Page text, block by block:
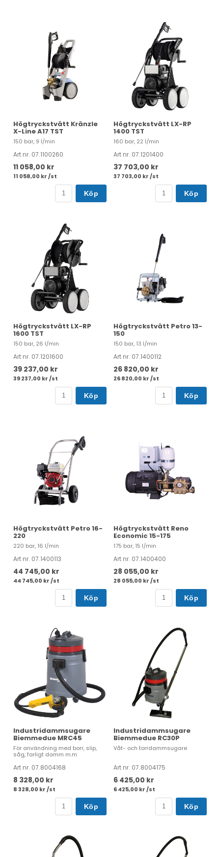
Högtryckstvätt Kränzle
X-Line A17 TST
150 bar, 9 l/min
Art nr. 07.1100260
11 058,00 kr
11 058,00 kr /st
Köp
Högtryckstvätt LX-RP
1400 TST
160 bar, 22 l/min
Art nr. 07.1201400
37 703,00 kr
37 703,00 kr /st
Köp
Högtryckstvätt LX-RP
1600 TST
150 bar, 26 l/min
Art nr. 07.1201600
39 237,00 kr
39 237,00 kr /st
Köp
Högtryckstvätt Petro 13-
150
150 bar, 13 l/min
Art nr. 07.1400112
26 820,00 kr
26 820,00 kr /st
Köp
Högtryckstvätt Petro 16-
220
220 bar, 16 l/min
Art nr. 07.1400113
44 745,00 kr
44 745,00 kr /st
Köp
Högtryckstvätt Reno
Economic 15-175
175 bar, 15 l/min
Art nr. 07.1400400
28 055,00 kr
28 055,00 kr /st
Köp
Industridammsugare
Biemmedue MRC45
För användning med borr, slip,
såg, farligt damm m.m
Art nr. 07.8004168
8 328,00 kr
8 328,00 kr /st
Köp
Industridammsugare
Biemmedue RC30P
Våt- och torrdammsugare
Art nr. 07.8004175
6 425,00 kr
6 425,00 kr /st
Köp